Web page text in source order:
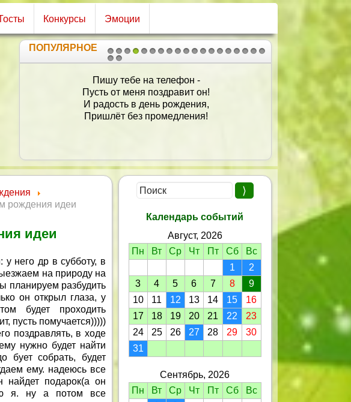
Конкурсы Эмоции
1 2
2021
ПОПУЛЯРНОЕ
Пишу тебе на телефон -
Пусть от меня поздравит он!
И радость в день рождения,
Пришлёт без промедления!
рождения идеи
идеи
него др в субботу, в
на природу на
планируем разбудить
он открыл глаза, у
будет проходить
пусть помучается)))))
поздравлять, в ходе
нужно будет найти
бует собрать, будет
ему. надеюсь все
найдет подарок(а он
я. ну а потом все
Календарь событий
Август, 2026
Пн
Вт Ср Чт Пт Сб
Вс
1
2
3
4 5 6 7 8
9
10
11 12 13 14 15
16
17
18 19 20 21 22
23
24
25 26 27 28 29
30
31
Сентябрь, 2026
Пн
Вт Ср Чт Пт Сб
Вс